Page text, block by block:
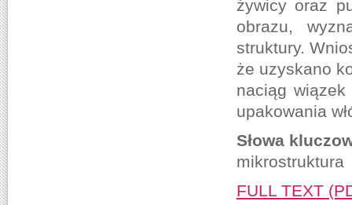
żywicy oraz
obrazu,
struktury.
że uzyskano
naciąg wiązek
upakowania
Słowa
mikrostruktura
FULL TEXT